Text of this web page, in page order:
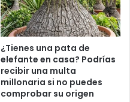
¿Tienes una pata de
elefante en casa? Podrías
recibir una multa
millonaria si no puedes
comprobar su origen